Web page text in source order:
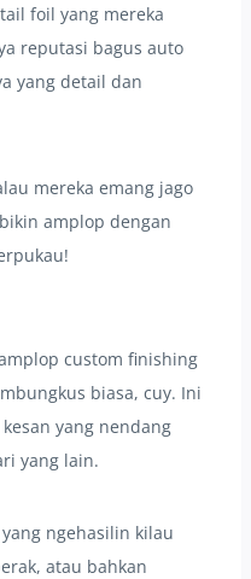
foil yang mereka
reputasi bagus auto
yang detail dan
mereka emang jago
amplop dengan
custom finishing
biasa, cuy. Ini
yang nendang
yang lain.
ngehasilin kilau
atau bahkan